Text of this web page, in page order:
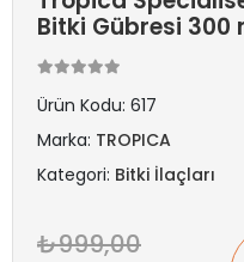
Bitki Gübresi 300
Ürün Kodu: 617
Marka: TROPICA
Kategori: Bitki İlaçları
999,00